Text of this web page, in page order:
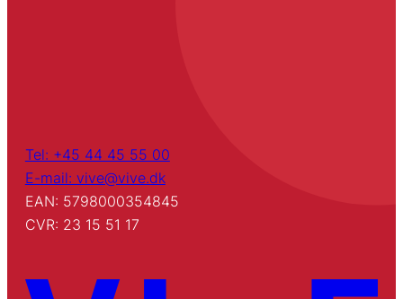
Tel: +45 44 45 55 00
E-mail: vive@vive.dk
EAN: 5798000354845
CVR: 23 15 51 17